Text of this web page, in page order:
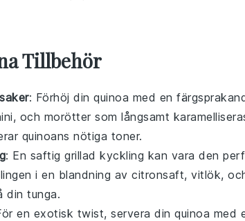
Tillbehör
: Förhöj din quinoa med en
, och morötter som långsamt
quinoans nötiga toner.
: En saftig grillad kyckling kan vara den
i en blandning av citronsaft, vitlök,
din tunga.
en exotisk twist, servera din quinoa med